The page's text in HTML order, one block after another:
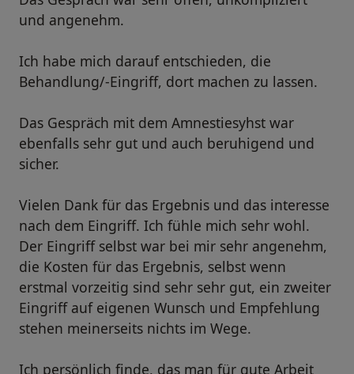
und angenehm.
Ich habe mich darauf entschieden, die
Behandlung/-Eingriff, dort machen zu lassen.
Das Gespräch mit dem Amnestiesyhst war
ebenfalls sehr gut und auch beruhigend und
sicher.
Vielen Dank für das Ergebnis und das interesse
nach dem Eingriff. Ich fühle mich sehr wohl.
Der Eingriff selbst war bei mir sehr angenehm,
die Kosten für das Ergebnis, selbst wenn
erstmal vorzeitig sind sehr sehr gut, ein zweiter
Eingriff auf eigenen Wunsch und Empfehlung
stehen meinerseits nichts im Wege.
Ich persönlich finde, das man für gute Arbeit